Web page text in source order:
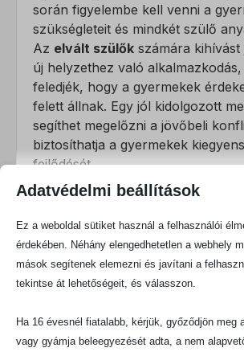
során figyelembe kell venni a
szükségleteit és mindkét szülő
Az elvált szülők számára kihívást
új helyzethez való alkalmazkodás,
feledjék, hogy a gyermekek
felett állnak. Egy jól kidolgozott
segíthet megelőzni a jövőbeli
biztosíthatja a gyermekek
fejlődését.
Vagyonmegosztás: A
vagyon igazságos
Avagyonmegosztásgyakran a
legösszetettebb és legvitatottabb
házassági vagyonfelosztása
javakat, valamint az esetleges
Azingatlanmegosztáskülönösen
Adatvédelmi beállítások
Ez a weboldal sütiket használ a felhasználói
érdekében. Néhány elengedhetetlen a webhely
mások segítenek elemezni és javítani a
tekintse át lehetőségeit, és válasszon.
Ha 16 évesnél fiatalabb, kérjük, győződjön meg
vagy gyámja beleegyezését adta, a nem